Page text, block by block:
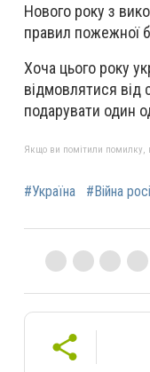
Нового року з
правил пожежної
Хоча цього року
відмовлятися від
подарувати один
Якщо ви помітили помилку,
#Україна #Війна